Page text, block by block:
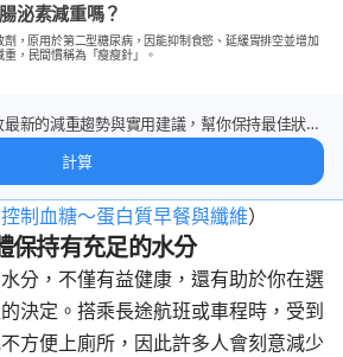
泌素減重嗎？
，原用於第二型糖尿病，因能抑制食慾、延緩胃排空並增加
，民間慣稱為「瘦瘦針」。
新的減重趨勢與實用建議，幫你保持最佳狀
計算
制血糖～蛋白質早餐與纖維）
保持有充足的水分
分，不僅有益健康，還有助於你在選
決定。搭乘長途航班或車程時，受到
方便上廁所，因此許多人會刻意減少